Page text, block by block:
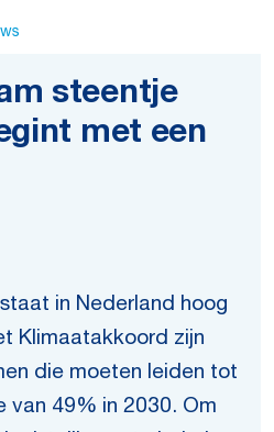
steentje
met een
in Nederland hoog
Klimaatakkoord zijn
die moeten leiden tot
van 49% in 2030. Om